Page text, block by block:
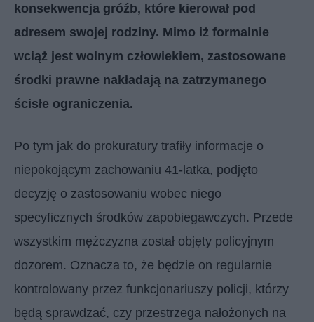
konsekwencja gróźb, które kierował pod
adresem swojej rodziny. Mimo iż formalnie
wciąż jest wolnym człowiekiem, zastosowane
środki prawne nakładają na zatrzymanego
ścisłe ograniczenia.
Po tym jak do prokuratury trafiły informacje o
niepokojącym zachowaniu 41-latka, podjęto
decyzję o zastosowaniu wobec niego
specyficznych środków zapobiegawczych. Przede
wszystkim mężczyzna został objęty policyjnym
dozorem. Oznacza to, że będzie on regularnie
kontrolowany przez funkcjonariuszy policji, którzy
będą sprawdzać, czy przestrzega nałożonych na